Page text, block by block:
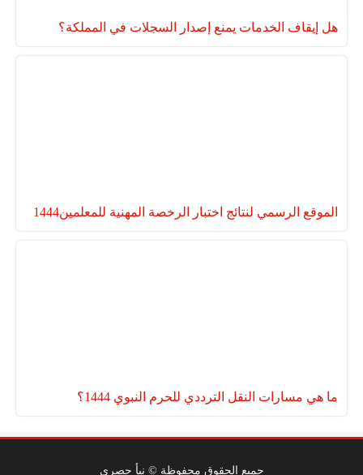
هل إيقاف الخدمات يمنع إصدار السجلات في المملكة؟
الموقع الرسمي لنتائج اختبار الرخصة المهنية للمعلمين1444
ما هي مسارات النقل الترددي للحرم النبوي 1444؟
جميع الحقوق محفوظة © نبأ حصري